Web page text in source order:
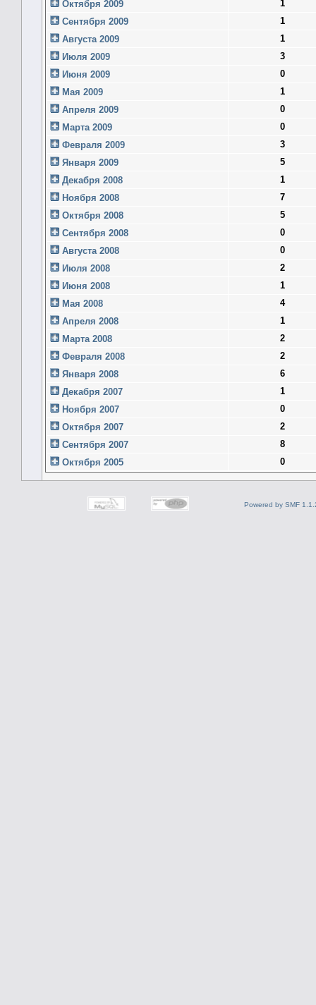
Октября 2009
1
Сентября 2009
1
Августа 2009
1
Июля 2009
3
Июня 2009
0
Мая 2009
1
Апреля 2009
0
Марта 2009
0
Февраля 2009
3
Января 2009
5
Декабря 2008
1
Ноября 2008
7
Октября 2008
5
Сентября 2008
0
Августа 2008
0
Июля 2008
2
Июня 2008
1
Мая 2008
4
Апреля 2008
1
Марта 2008
2
Февраля 2008
2
Января 2008
6
Декабря 2007
1
Ноября 2007
0
Октября 2007
2
Сентября 2007
8
Октября 2005
0
Powered by SMF